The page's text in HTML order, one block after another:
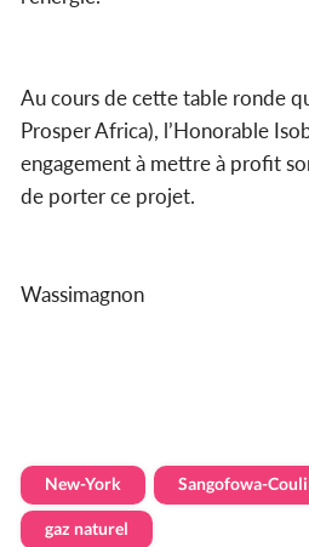
Au cours de cette table ronde
Prosper Africa), l’Honorable
engagement à mettre à profit
de porter ce projet.
Wassimagnon
New-York Sangofowa-
gaz naturel